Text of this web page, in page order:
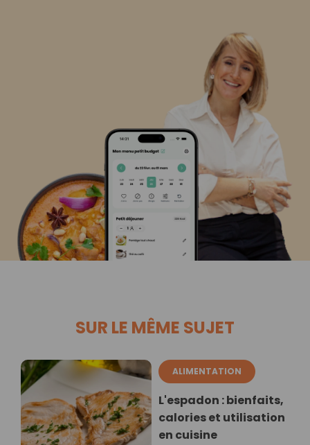
SUR LE MÊME SUJET
ALIMENTATION
L'espadon : bienfaits,
calories et utilisation
en cuisine